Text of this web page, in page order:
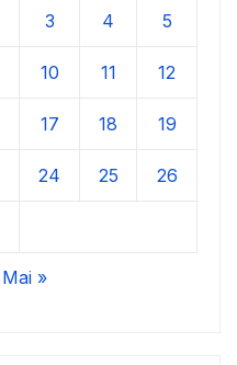
3 4 5
10 11 12
17 18 19
24 25 26
Mai »